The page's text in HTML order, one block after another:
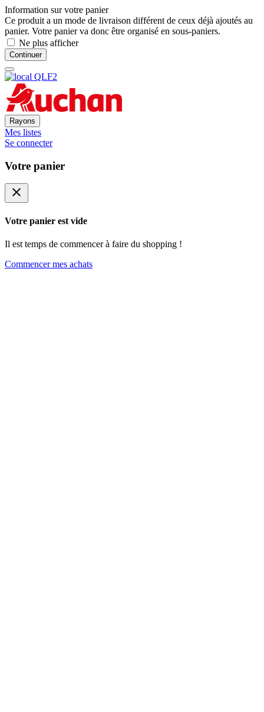
Information sur votre panier
Ce produit a un mode de livraison différent de ceux déjà ajoutés au
panier. Votre panier va donc être organisé en sous-paniers.
Ne plus afficher
Continuer
Rayons
Mes listes
Se connecter
Votre panier
close
Votre panier est vide
Il est temps de commencer à faire du shopping !
Commencer mes achats